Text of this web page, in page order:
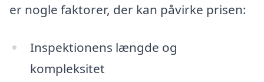
er nogle faktorer, der kan påvirke prisen:
Inspektionens længde og
kompleksitet